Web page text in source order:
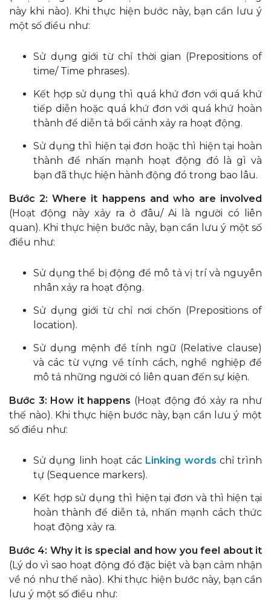
này khi nào). Khi thực hiện bước này, bạn cần lưu ý
một số điều như:
Sử dụng giới từ chỉ thời gian (Prepositions of
time/ Time phrases).
Kết hợp sử dụng thì quá khứ đơn với quá khứ
tiếp diễn hoặc quá khứ đơn với quá khứ hoàn
thành để diễn tả bối cảnh xảy ra hoạt động.
Sử dụng thì hiện tại đơn hoặc thì hiện tại hoàn
thành để nhấn mạnh hoạt động đó là gì và
bạn đã thực hiện hành động đó trong bao lâu.
Bước 2: Where it happens and who are involved
(Hoạt động này xảy ra ở đâu/ Ai là người có liên
quan). Khi thực hiện bước này, bạn cần lưu ý một số
điều như:
Sử dụng thể bị động để mô tả vị trí và nguyên
nhân xảy ra hoạt động.
Sử dụng giới từ chỉ nơi chốn (Prepositions of
location).
Sử dụng mệnh đề tính ngữ (Relative clause)
và các từ vựng về tính cách, nghề nghiệp để
mô tả những người có liên quan đến sự kiện.
Bước 3: How it happens (Hoạt động đó xảy ra như
thế nào). Khi thực hiện bước này, bạn cần lưu ý một
số điều như:
Sử dụng linh hoạt các Linking words chỉ trình
tự (Sequence markers).
Kết hợp sử dụng thì hiện tại đơn và thì hiện tại
hoàn thành để diễn tả, nhấn mạnh cách thức
hoạt động xảy ra.
Bước 4: Why it is special and how you feel about it
(Lý do vì sao hoạt động đó đặc biệt và bạn cảm nhận
về nó như thế nào). Khi thực hiện bước này, bạn cần
lưu ý một số điều như: